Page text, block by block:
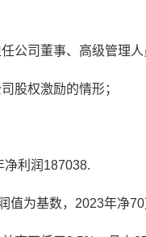
公司董事、高级管理
股权激励的情形；
净利润187038.
值为基数，2023年净